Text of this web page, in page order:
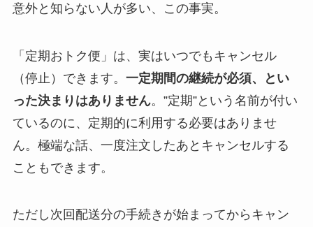
意外と知らない人が多い、この事実。
「定期おトク便」は、実はいつでもキャンセル
（停止）できます。 一定期間の継続が必須、とい
った決まりはありません。”定期”という名前が付い
ているのに、定期的に利用する必要はありませ
ん。極端な話、一度注文したあとキャンセルする
こともできます。
ただし次回配送分の手続きが始まってからキャン